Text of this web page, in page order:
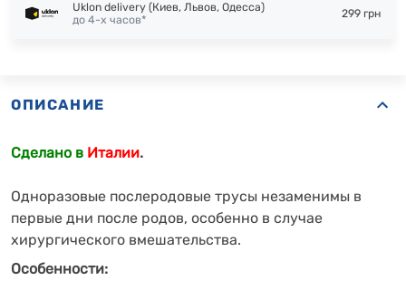
Uklon delivery (Киев, Львов, Одесса)
до 4-х часов*
299 грн
ОПИСАНИЕ
Сделано в Италии.
Одноразовые послеродовые трусы незаменимы в
первые дни после родов, особенно в случае
хирургического вмешательства.
Особенности: